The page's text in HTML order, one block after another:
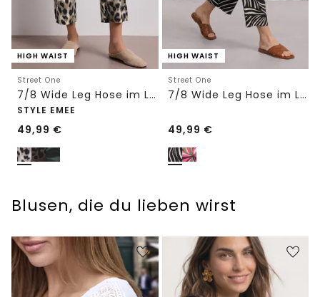
HIGH WAIST
Street One
7/8 Wide Leg Hose im Loose Fit mit Print
STYLE EMEE
49,99 €
HIGH WAIST
Street One
7/8 Wide Leg Hose im Loose Fit
49,99 €
Blusen, die du lieben wirst